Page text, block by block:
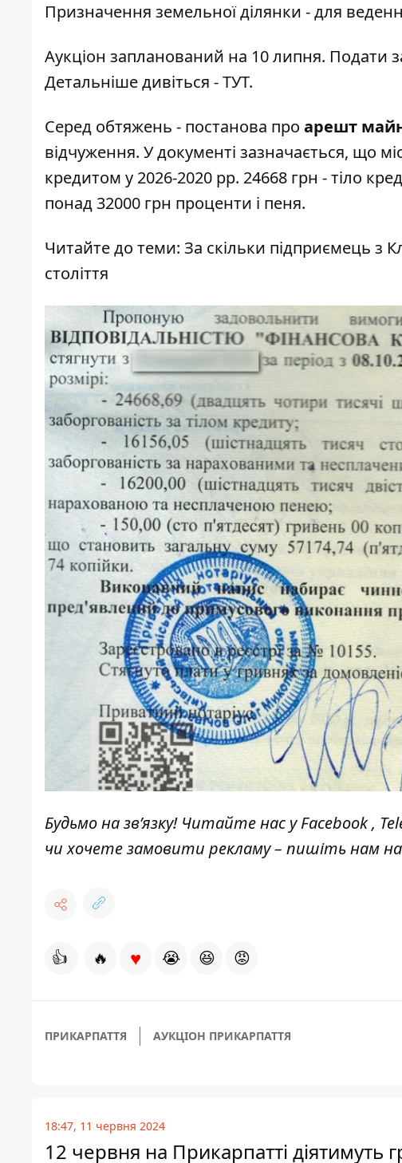
Призначення земельної ділянки - для
Аукціон запланований на 10 липня. Подати
Детальніше дивіться -ТУТ.
Серед обтяжень - постанова про арешт
відчуження. У документі зазначається, що
кредитом у 2026-2020 рр. 24668 грн - тіло
понад 32000 грн проценти і пеня.
Читайте до теми: За скільки підприємець з
століття
Будьмо на зв’язку! Читайте нас уFacebook,
чи хочете замовити рекламу – пишіть нам
👍 🔥 ♥ 😭 😆 😡
ПРИКАРПАТТЯ АУКЦІОН ПРИКАРПАТТЯ
18:47, 11 червня 2024
12 червня на Прикарпатті